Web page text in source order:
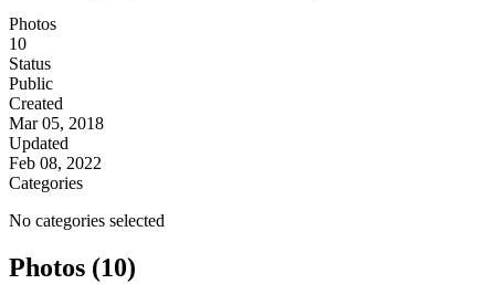
Photos
10
Status
Public
Created
Mar 05, 2018
Updated
Feb 08, 2022
Categories
No categories selected
Photos (10)